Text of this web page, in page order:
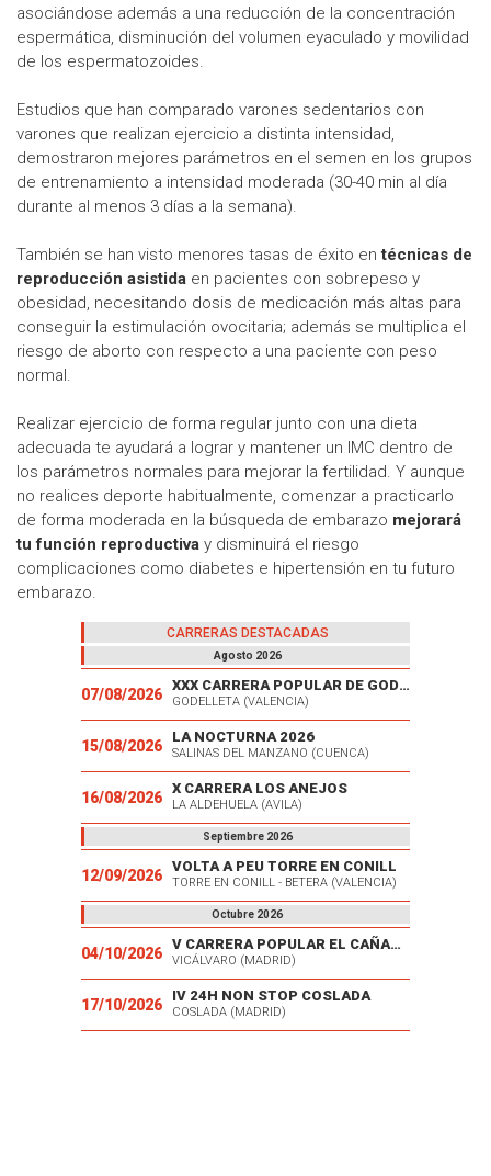
asociándose además a una reducción de la concentración
espermática, disminución del volumen eyaculado y movilidad
de los espermatozoides.
Estudios que han comparado varones sedentarios con
varones que realizan ejercicio a distinta intensidad,
demostraron mejores parámetros en el semen en los grupos
de entrenamiento a intensidad moderada (30-40 min al día
durante al menos 3 días a la semana).
También se han visto menores tasas de éxito entécnicas de
reproducción asistida en pacientes con sobrepeso y
obesidad, necesitando dosis de medicación más altas para
conseguir la estimulación ovocitaria; además se multiplica el
riesgo de aborto con respecto a una paciente con peso
normal.
Realizar ejercicio de forma regular junto con una dieta
adecuada te ayudará a lograr y mantener un IMC dentro de
los parámetros normales para mejorar la fertilidad. Y aunque
no realices deporte habitualmente, comenzar a practicarlo
de forma moderada en la búsqueda de embarazo mejorará
tu función reproductiva y disminuirá el riesgo
complicaciones como diabetes e hipertensión en tu futuro
embarazo.
CARRERAS DESTACADAS
Agosto 2026
07/08/2026
XXX CARRERA POPULAR DE GODELLETA
GODELLETA (VALENCIA)
15/08/2026
LA NOCTURNA 2026
SALINAS DEL MANZANO (CUENCA)
16/08/2026
X CARRERA LOS ANEJOS
LA ALDEHUELA (AVILA)
Septiembre 2026
12/09/2026
VOLTA A PEU TORRE EN CONILL
TORRE EN CONILL - BETERA (VALENCIA)
Octubre 2026
04/10/2026
V CARRERA POPULAR EL CAÑAVERAL
VICÁLVARO (MADRID)
17/10/2026
IV 24H NON STOP COSLADA
COSLADA (MADRID)